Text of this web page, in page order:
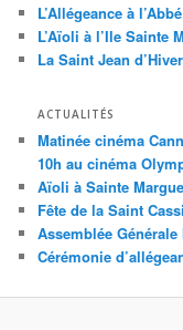
L’Allégeance à
L’Aïoli à l’Ile Sainte
La Saint Jean d’Hiver
ACTUALITÉS
Matinée cinéma
10h au cinéma
Aïoli à Sainte
Fête de la Saint
Assemblée
Cérémonie